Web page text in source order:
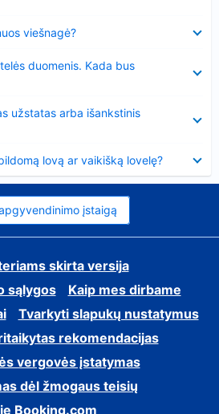
viešnagė?
duomenis. Kada bus
užstatas arba išankstinis
lovą ar vaikišką lovelę?
įstaigą
skirta versija
sąlygos
Kaip mes dirbame
Tvarkyti slapukų nustatymus
rekomendacijas
vergovės įstatymas
dėl žmogaus teisių
Booking.com